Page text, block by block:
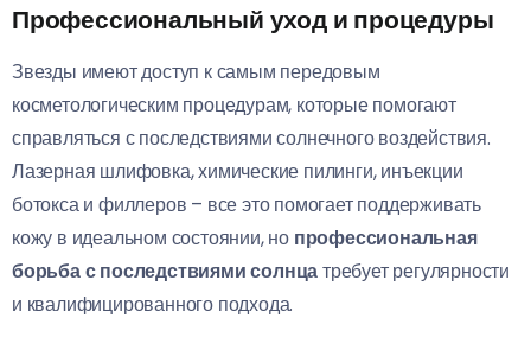
Профессиональный уход и процедуры
Звезды имеют доступ к самым передовым
косметологическим процедурам, которые помогают
справляться с последствиями солнечного воздействия.
Лазерная шлифовка, химические пилинги, инъекции
ботокса и филлеров – все это помогает поддерживать
кожу в идеальном состоянии, но профессиональная
борьба с последствиями солнцатребует регулярности
и квалифицированного подхода.